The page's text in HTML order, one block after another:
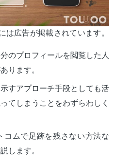
は広告が掲載されています。
のプロフィールを閲覧した人
ります。
すアプローチ手段としても活
てしまうことをわずらわしく
コムで足跡を残さない方法な
します。